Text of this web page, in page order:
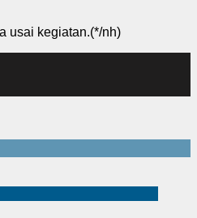
usai kegiatan.(*/nh)